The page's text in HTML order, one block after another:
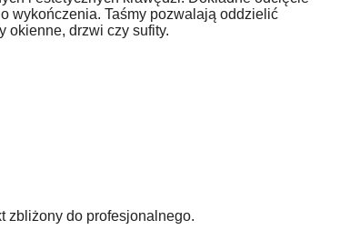
wykończenia. Taśmy pozwalają oddzielić
okienne, drzwi czy sufity.
zbliżony do profesjonalnego.